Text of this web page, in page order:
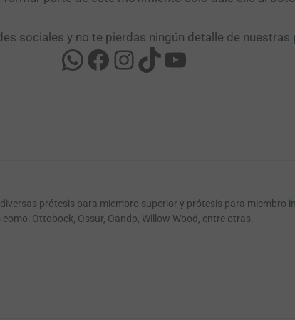
sociales y no te pierdas ningún detalle de nuestras
prótesis para miembro superior y prótesis para miembro
Ottobock, Ossur, Oandp, Willow Wood, entre otras.